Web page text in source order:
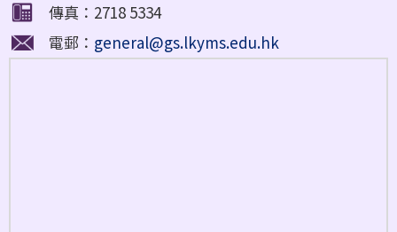
傳真：2718 5334
電郵： general@gs.lkyms.edu.hk